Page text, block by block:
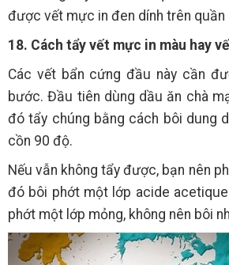
được vết mực in đen dính trên quần
18. Cách tẩy vết mực in màu hay
Các vết bẩn cứng đầu này cần
bước. Đầu tiên dùng dầu ăn chà
đó tẩy chúng bằng cách bôi dung
cồn 90 độ.
Nếu vẫn không tẩy được, bạn nên
đó bôi phớt một lớp acide acetique
phớt một lớp mỏng, không nên bôi